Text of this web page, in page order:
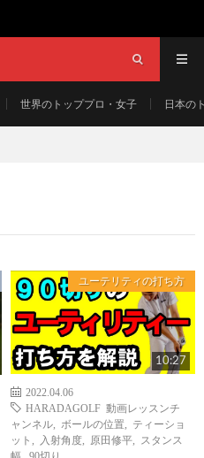
世界のトッププロ・女子 日本の
ユーテリティの打ち方
10:27
2022.04.06
HARADAGOLF 動画レッスンチ
ャンネル
ボールの位置
ティーショ
ット
入射角度 原田修平
スタンス
幅
90切り